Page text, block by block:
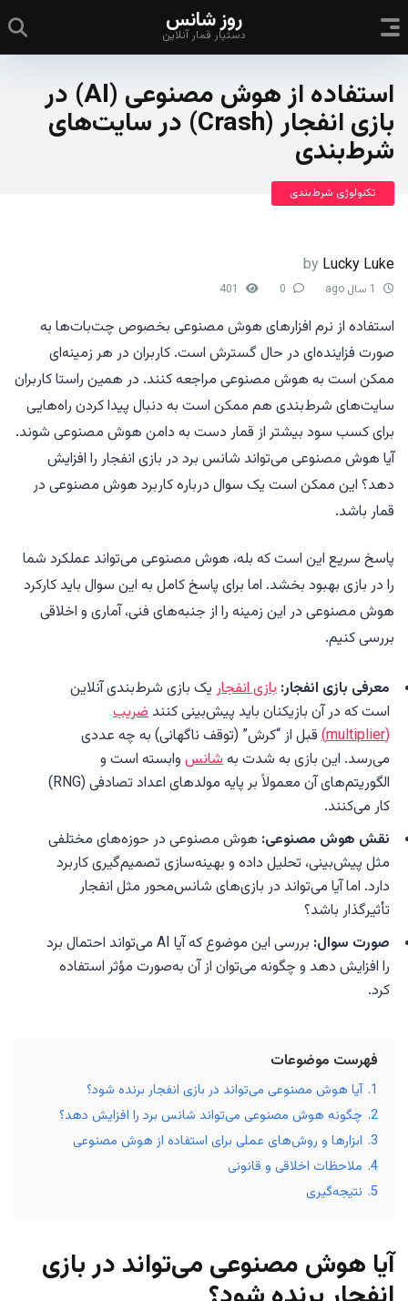
روز شانس
دستیار قمار آنلاین
استفاده از هوش مصنوعی (AI) در
بازی انفجار (Crash) در سایت‌های
شرط‌بندی
تکنولوژی شرط‌بندی
by Lucky Luke
استفاده از نرم افزارهای هوش مصنوعی بخصوص چت‌بات‌ها به
صورت فزاینده‌ای در حال گسترش است. کاربران در هر زمینه‌ای
ممکن است به هوش مصنوعی مراجعه کنند. در همین راستا کاربران
سایت‌های شرط‌بندی هم ممکن است به دنبال پیدا کردن راه‌هایی
برای کسب سود بیشتر از قمار دست به دامن هوش مصنوعی شوند.
آیا هوش مصنوعی می‌تواند شانس برد در بازی انفجار را افزایش
دهد؟ این ممکن است یک سوال درباره کاربرد هوش مصنوعی در
قمار باشد.
پاسخ سریع این است که بله، هوش مصنوعی می‌تواند عملکرد شما
را در بازی بهبود بخشد. اما برای پاسخ کامل به این سوال باید کارکرد
هوش مصنوعی در این زمینه را از جنبه‌های فنی، آماری و اخلاقی
بررسی کنیم.
معرفی بازی انفجار: بازی انفجار یک بازی شرط‌بندی آنلاین
است که در آن بازیکنان باید پیش‌بینی کنند ضریب
(multiplier)
قبل از “کرش” (توقف ناگهانی) به چه عددی
می‌رسد. این بازی به شدت بهشانس وابسته است و
الگوریتم‌های آن معمولاً بر پایه مولدهای اعداد تصادفی (RNG)
کار می‌کنند.
نقش هوش مصنوعی: هوش مصنوعی در حوزه‌های مختلفی
مثل پیش‌بینی، تحلیل داده و بهینه‌سازی تصمیم‌گیری کاربرد
دارد. اما آیا می‌تواند در بازی‌های شانس‌محور مثل انفجار
تأثیرگذار باشد؟
صورت سوال:
بررسی این موضوع که آیا AI می‌تواند احتمال برد
را افزایش دهد و چگونه می‌توان از آن به‌صورت مؤثر استفاده
کرد.
فهرست موضوعات
1. آیا هوش مصنوعی می‌تواند در بازی انفجار برنده شود؟
2. چگونه هوش مصنوعی می‌تواند شانس برد را افزایش دهد؟
3. ابزارها و روش‌های عملی برای استفاده از هوش مصنوعی
4. ملاحظات اخلاقی و قانونی
5. نتیجه‌گیری
آیا هوش مصنوعی می‌تواند در بازی